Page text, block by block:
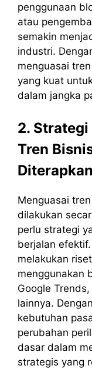
penggunaan
atau
semakin
industri.
menguasai
yang kuat
dalam jangka
2.
Tren
Diterapkan
Menguasai
dilakukan
perlu strategi
berjalan
melakukan
menggunakan
Google
lainnya.
kebutuhan
perubahan
dasar dalam
strategis yang